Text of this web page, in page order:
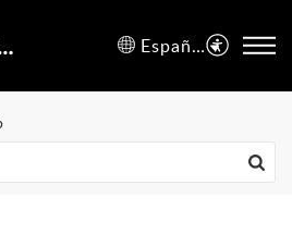
Soporte Español (España)